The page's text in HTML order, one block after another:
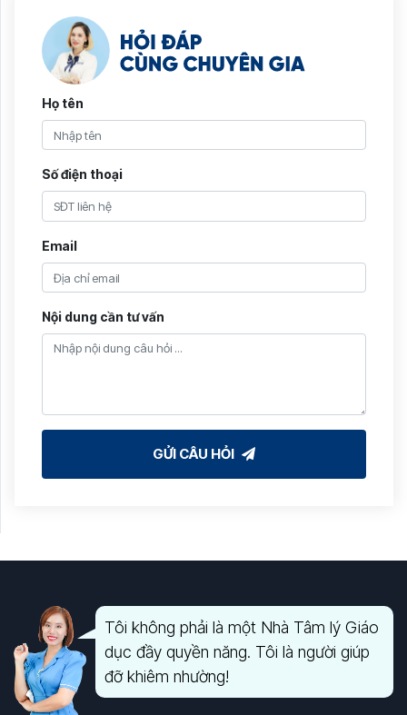
Họ tên
Số điện thoại
Email
Nội dung cần tư vấn
GỬI CÂU HỎI
Tôi không phải là một Nhà Tâm lý Giáo
dục đầy quyền năng. Tôi là người giúp
đỡ khiêm nhường!